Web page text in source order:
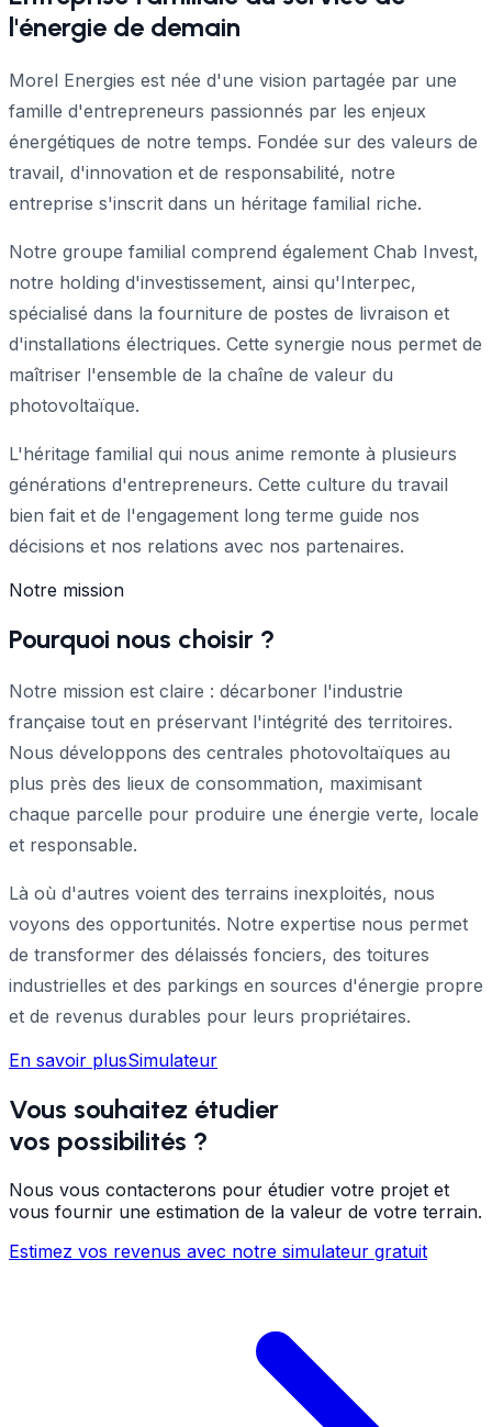
l'énergie de demain
Morel Energies est née d'une vision partagée par une
famille d'entrepreneurs passionnés par les enjeux
énergétiques de notre temps. Fondée sur des valeurs de
travail, d'innovation et de responsabilité, notre
entreprise s'inscrit dans un héritage familial riche.
Notre groupe familial comprend également Chab Invest,
notre holding d'investissement, ainsi qu'Interpec,
spécialisé dans la fourniture de postes de livraison et
d'installations électriques. Cette synergie nous permet de
maîtriser l'ensemble de la chaîne de valeur du
photovoltaïque.
L'héritage familial qui nous anime remonte à plusieurs
générations d'entrepreneurs. Cette culture du travail
bien fait et de l'engagement long terme guide nos
décisions et nos relations avec nos partenaires.
Notre mission
Pourquoi nous choisir ?
Notre mission est claire : décarboner l'industrie
française tout en préservant l'intégrité des territoires.
Nous développons des centrales photovoltaïques au
plus près des lieux de consommation, maximisant
chaque parcelle pour produire une énergie verte, locale
et responsable.
Là où d'autres voient des terrains inexploités, nous
voyons des opportunités. Notre expertise nous permet
de transformer des délaissés fonciers, des toitures
industrielles et des parkings en sources d'énergie propre
et de revenus durables pour leurs propriétaires.
En savoir plusSimulateur
Vous souhaitez étudier
vos possibilités ?
Nous vous contacterons pour étudier votre projet et
vous fournir une estimation de la valeur de votre terrain.
Estimez vos revenus avec notre simulateur gratuit